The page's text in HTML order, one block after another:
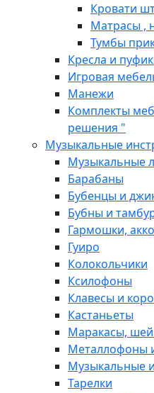
Кровати
Матрасы ,
Тумбы
Кресла и
Игровая
Манежи
Комплекты
решения "
Музыкальные
Музыкальные
Барабаны
Бубенцы и
Бубны и
Гармошки,
Гуиро
Колокольчики
Ксилофоны
Клавесы и
Кастаньеты
Маракасы,
Металлофоны
Музыкальные
Тарелки